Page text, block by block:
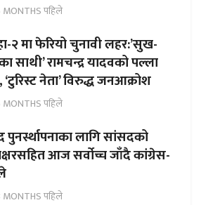
MONTHS पहिले
२ मा फेरियो चुनावी लहर:’सुख-
साथी’ रामचन्द्र यादवको पल्ला
‘टुरिस्ट नेता’ विरुद्ध जनआक्रोश
MONTHS पहिले
लागि सांसदको
आज सर्वोच्च जाँदै कांग्रेस-
MONTHS पहिले